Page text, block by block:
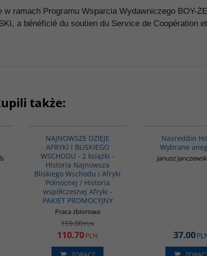
ramach Programu Wsparcia Wydawniczego BOY-
a bénéficié du soutien du Service de Coopération
także:
NAJNOWSZE DZIEJE
AFRYKI I BLISKIEGO
WSCHODU - 2 książki -
Historia Najnowsza
Bliskiego Wschodu i Afryki
Północnej / Historia
współczesnej Afryki -
PAKIET PROMOCYJNY
Praca zbiorowa
159.00PLN
110.70PLN
Nasreddin
Wybrane
Janusz
37.00